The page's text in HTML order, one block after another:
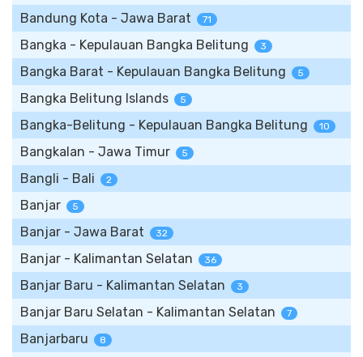
Bandung Kota - Jawa Barat 71
Bangka - Kepulauan Bangka Belitung 3
Bangka Barat - Kepulauan Bangka Belitung 5
Bangka Belitung Islands 5
Bangka-Belitung - Kepulauan Bangka Belitung 10
Bangkalan - Jawa Timur 5
Bangli - Bali 2
Banjar 5
Banjar - Jawa Barat 32
Banjar - Kalimantan Selatan 36
Banjar Baru - Kalimantan Selatan 3
Banjar Baru Selatan - Kalimantan Selatan 7
Banjarbaru 8